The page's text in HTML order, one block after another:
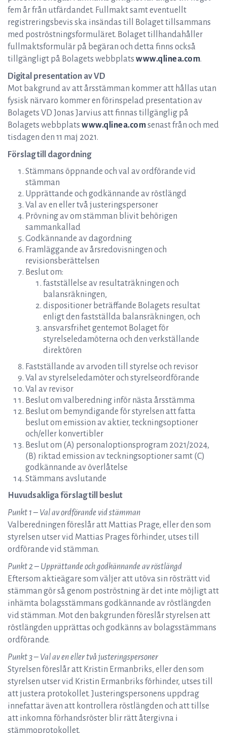
fem år från utfärdandet. Fullmakt samt eventuellt
registreringsbevis ska insändas till Bolaget tillsammans
med poströstningsformuläret. Bolaget tillhandahåller
fullmaktsformulär på begäran och detta finns också
tillgängligt på Bolagets webbplats www.qlinea.com.
Digital presentation av VD
Mot bakgrund av att årsstämman kommer att hållas utan
fysisk närvaro kommer en förinspelad presentation av
Bolagets VD Jonas Jarvius att finnas tillgänglig på
Bolagets webbplats www.qlinea.comsenast från och med
tisdagen den 11 maj 2021.
Förslag till dagordning
Stämmans öppnande och val av ordförande vid
stämman
Upprättande och godkännande av röstlängd
Val av en eller två justeringspersoner
Prövning av om stämman blivit behörigen
sammankallad
Godkännande av dagordning
Framläggande av årsredovisningen och
revisionsberättelsen
Beslut om:
fastställelse av resultaträkningen och
balansräkningen,
dispositioner beträffande Bolagets resultat
enligt den fastställda balansräkningen, och
ansvarsfrihet gentemot Bolaget för
styrelseledamöterna och den verkställande
direktören
Fastställande av arvoden till styrelse och revisor
Val av styrelseledamöter och styrelseordförande
Val av revisor
Beslut om valberedning inför nästa årsstämma
Beslut om bemyndigande för styrelsen att fatta
beslut om emission av aktier, teckningsoptioner
och/eller konvertibler
Beslut om (A) personaloptionsprogram 2021/2024,
(B) riktad emission av teckningsoptioner samt (C)
godkännande av överlåtelse
Stämmans avslutande
Huvudsakliga förslag till beslut
Punkt 1 – Val av ordförande vid stämman
Valberedningen föreslår att Mattias Prage, eller den som
styrelsen utser vid Mattias Prages förhinder, utses till
ordförande vid stämman.
Punkt 2 – Upprättande och godkännande av röstlängd
Eftersom aktieägare som väljer att utöva sin rösträtt vid
stämman gör så genom poströstning är det inte möjligt att
inhämta bolagsstämmans godkännande av röstlängden
vid stämman. Mot den bakgrunden föreslår styrelsen att
röstlängden upprättas och godkänns av bolagsstämmans
ordförande.
Punkt 3 – Val av en eller två justeringspersoner
Styrelsen föreslår att Kristin Ermanbriks, eller den som
styrelsen utser vid Kristin Ermanbriks förhinder, utses till
att justera protokollet. Justeringspersonens uppdrag
innefattar även att kontrollera röstlängden och att tillse
att inkomna förhandsröster blir rätt återgivna i
stämmoprotokollet.